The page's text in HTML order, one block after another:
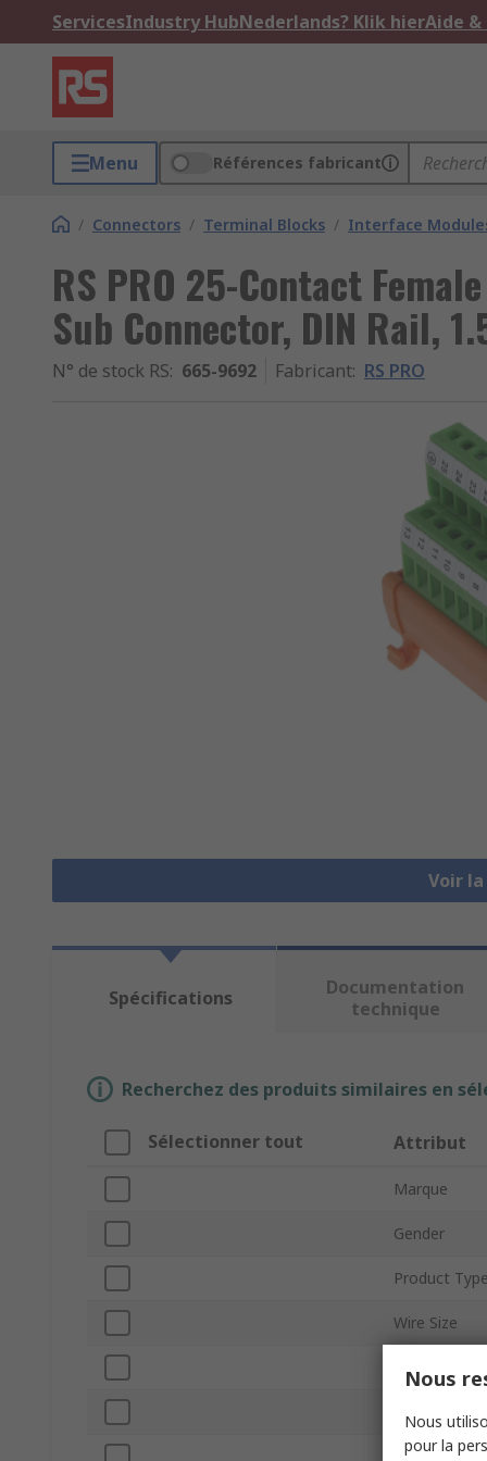
ServicesIndustry HubNederlands? Klik hierAide
Menu Références fabricant
/ Connectors / Terminal Blocks / Interface
RS PRO 25-Contact
Sub Connector, DIN Rail,
N° de stock RS: 665-9692 Fabricant: RS PRO
Voir
Spécifications
Documentation
technique
Recherchez des produits similaires en
Sélectionner tout Attribut
Marque
Gender
Product Type
Wire Size
Current
Orientation
Number of
Nous
Nous
pour la